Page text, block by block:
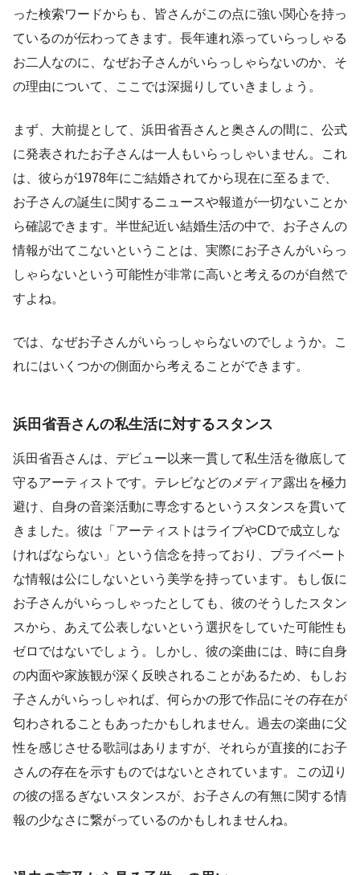
った検索ワードからも、皆さんがこの点に強い関心を持っ
ているのが伝わってきます。長年連れ添っていらっしゃる
お二人なのに、なぜお子さんがいらっしゃらないのか、そ
の理由について、ここでは深掘りしていきましょう。
まず、大前提として、浜田省吾さんと奥さんの間に、公式
に発表されたお子さんは一人もいらっしゃいません。これ
は、彼らが1978年にご結婚されてから現在に至るまで、
お子さんの誕生に関するニュースや報道が一切ないことか
ら確認できます。半世紀近い結婚生活の中で、お子さんの
情報が出てこないということは、実際にお子さんがいらっ
しゃらないという可能性が非常に高いと考えるのが自然で
すよね。
では、なぜお子さんがいらっしゃらないのでしょうか。こ
れにはいくつかの側面から考えることができます。
浜田省吾さんの私生活に対するスタンス
浜田省吾さんは、デビュー以来一貫して私生活を徹底して
守るアーティストです。テレビなどのメディア露出を極力
避け、自身の音楽活動に専念するというスタンスを貫いて
きました。彼は「アーティストはライブやCDで成立しな
ければならない」という信念を持っており、プライベート
な情報は公にしないという美学を持っています。もし仮に
お子さんがいらっしゃったとしても、彼のそうしたスタン
スから、あえて公表しないという選択をしていた可能性も
ゼロではないでしょう。しかし、彼の楽曲には、時に自身
の内面や家族観が深く反映されることがあるため、もしお
子さんがいらっしゃれば、何らかの形で作品にその存在が
匂わされることもあったかもしれません。過去の楽曲に父
性を感じさせる歌詞はありますが、それらが直接的にお子
さんの存在を示すものではないとされています。この辺り
の彼の揺るぎないスタンスが、お子さんの有無に関する情
報の少なさに繋がっているのかもしれませんね。